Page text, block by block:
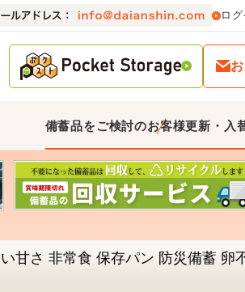
ログ
備蓄品をご検討のお客様更新・入
甘さ 非常食 保存パン 防災備蓄 卵